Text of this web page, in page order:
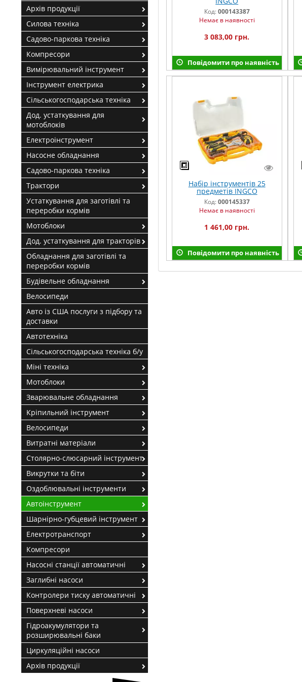
Код:000143387
Немає в наявності
3 083,00 грн.
Повідомити про наявність
Набір інструментів 25
предметів INGCO
Код:000145337
Немає в наявності
1 461,00 грн.
Повідомити про наявність
Архів продукції
Силова техніка
Садово-паркова техніка
Компресори
Вимірювальний інструмент
Інструмент електрика
Сільськогосподарська техніка
Дод. устаткування для
мотоблоків
Електроінструмент
Насосне обладнання
Садово-паркова техніка
Трактори
Устаткування для заготівлі та
переробки кормів
Мотоблоки
Дод. устаткування для тракторів
Обладнання для заготівлі та
переробки кормів
Будівельне обладнання
Велосипеди
Авто із США послуги з підбору та
доставки
Автотехніка
Сільськогосподарська техніка б/у
Міні техніка
Мотоблоки
Зварювальне обладнання
Кріпильний інструмент
Велосипеди
Витратні матеріали
Столярно-слюсарний інструмент
Викрутки та біти
Оздоблювальні інструменти
Автоінструмент
Шарнірно-губцевий інструмент
Електротранспорт
Компресори
Насосні станції автоматичні
Заглибні насоси
Контролери тиску автоматичні
Поверхневі насоси
Гідроакумулятори та
розширювальні баки
Циркуляційні насоси
Архів продукції